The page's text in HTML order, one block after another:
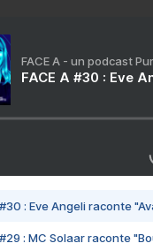
FACE A - un podcast
FACE A #30 : Eve
#30 : Eve Angeli raconte
#29 : MC Solaar raconte